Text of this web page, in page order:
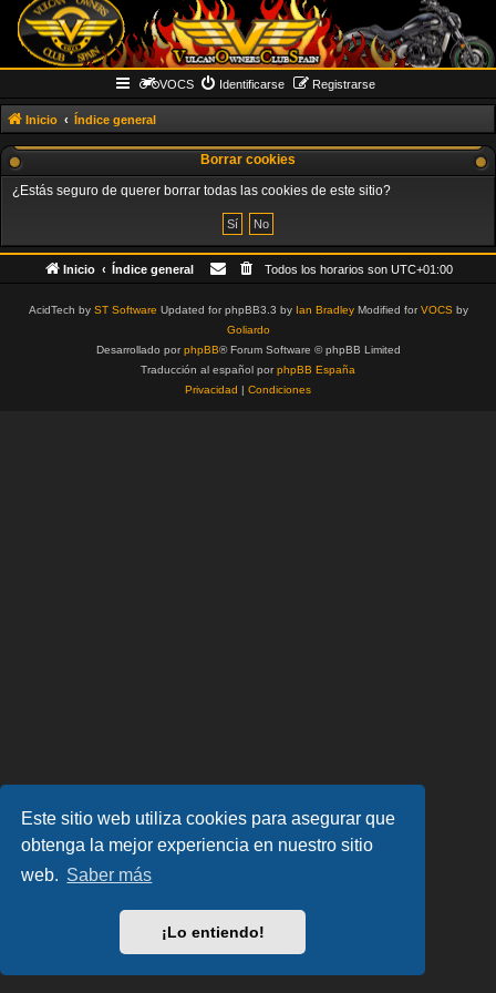
Este sitio web utiliza cookies para asegurar que
obtenga la mejor experiencia en nuestro sitio
web. Saber más
¡Lo entiendo!
VOCS Identificarse Registrarse
Inicio Índice general
Borrar cookies
¿Estás seguro de querer borrar todas las cookies de este sitio?
Inicio Índice general Todos los horarios son UTC+01:00
AcidTech by ST Software Updated for phpBB3.3 by Ian BradleyModified forVOCSby
Goliardo
Desarrollado porphpBB® Forum Software © phpBB Limited
Traducción al español porphpBB España
Privacidad | Condiciones